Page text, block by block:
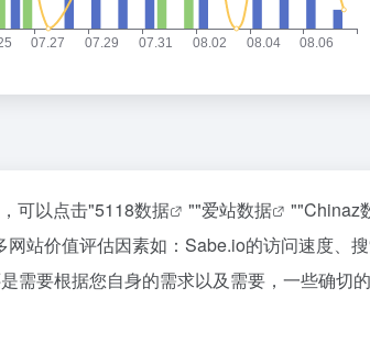
可以点击"5118数据 ""爱站数据 ""Chinaz
站价值评估因素如：Sabe.io的访问速度、
需要根据您自身的需求以及需要，一些确切